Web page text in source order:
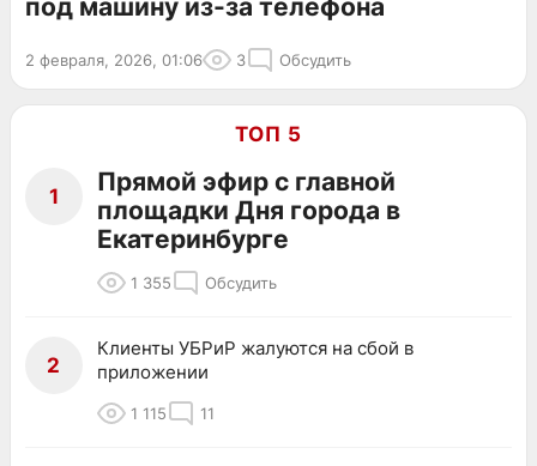
под машину из-за телефона
2 февраля, 2026, 01:06 3 Обсудить
ТОП 5
1
Прямой эфир с главной
площадки Дня города в
Екатеринбурге
1 355 Обсудить
2
Клиенты УБРиР жалуются на сбой в
приложении
1 115 11